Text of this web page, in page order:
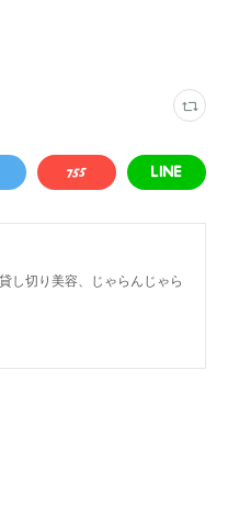
し切り美容、じゃらんじゃら